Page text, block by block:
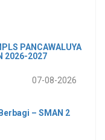
PANCAWALUYA
2026-2027
07-08-2026
– SMAN 2